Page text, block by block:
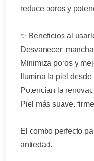
reduce poros y
✨ Beneficios al
Desvanecen
Minimiza poros y
Ilumina la piel
Potencian la
Piel más suave,
El combo perfecto
antiedad.